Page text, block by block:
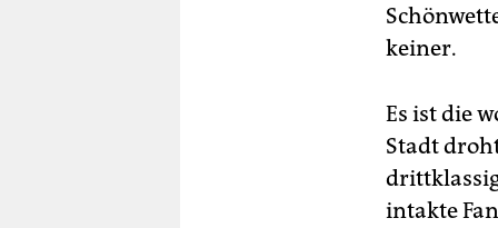
keiner.
Es ist die
Stadt
intakte